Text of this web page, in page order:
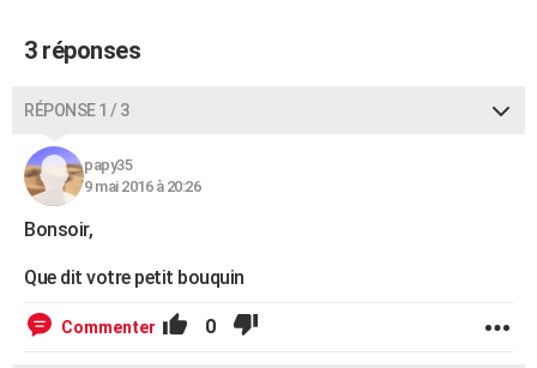
COPAINS D'AVANT
S'inscrire
Se connecter
Lycées
Collèges
Primaires
Universités
Entreprises
Service militaire
Avis de recherche
AVIS DE DÉCÈS
FORUM
Bricolage
Lifestyle
Culture
Sport
Auto
Television
Voyage
Cinema
3 réponses
RÉPONSE 1 / 3
papy35
9 mai 2016 à 20:26
Bonsoir,
Que dit votre petit bouquin
Commenter 0